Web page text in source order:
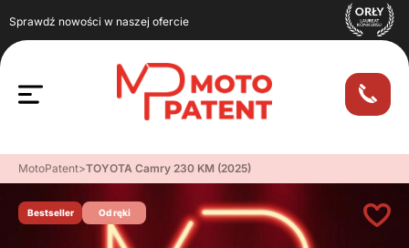
Sprawdź nowości w naszej ofercie
MotoPatent>TOYOTA Camry 230 KM (2025)
Bestseller Od ręki